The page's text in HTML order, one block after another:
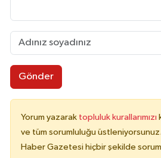
Gönder
Yorum yazarak topluluk kurallarımızı
ve tüm sorumluluğu
Haber Gazetesi hiçbir şekilde